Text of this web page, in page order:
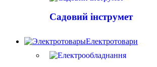
Садовий інструмет
Електротовари